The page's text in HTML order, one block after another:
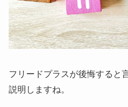
フリードプラスが後悔すると
説明しますね。